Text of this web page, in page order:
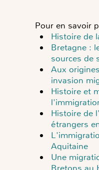
Pour en savoir
Histoire de
Bretagne :
sources de
Aux
invasion
Histoire et
Histoire de
étrangers
Aquitaine
Une